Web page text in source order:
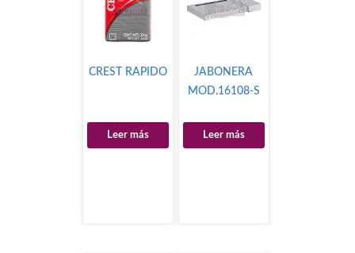
CREST RAPIDO
Leer más
JABONERA
MOD.16108-S
Leer más